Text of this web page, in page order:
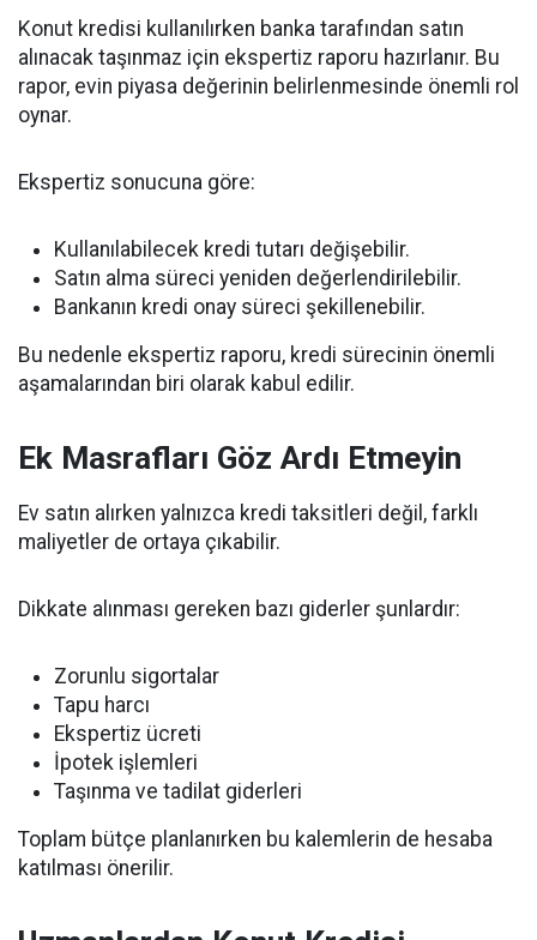
Konut kredisi kullanılırken banka tarafından satın
alınacak taşınmaz için ekspertiz raporu hazırlanır. Bu
rapor, evin piyasa değerinin belirlenmesinde önemli rol
oynar.
Ekspertiz sonucuna göre:
Kullanılabilecek kredi tutarı değişebilir.
Satın alma süreci yeniden değerlendirilebilir.
Bankanın kredi onay süreci şekillenebilir.
Bu nedenle ekspertiz raporu, kredi sürecinin önemli
aşamalarından biri olarak kabul edilir.
Ek Masrafları Göz Ardı Etmeyin
Ev satın alırken yalnızca kredi taksitleri değil, farklı
maliyetler de ortaya çıkabilir.
Dikkate alınması gereken bazı giderler şunlardır:
Zorunlu sigortalar
Tapu harcı
Ekspertiz ücreti
İpotek işlemleri
Taşınma ve tadilat giderleri
Toplam bütçe planlanırken bu kalemlerin de hesaba
katılması önerilir.